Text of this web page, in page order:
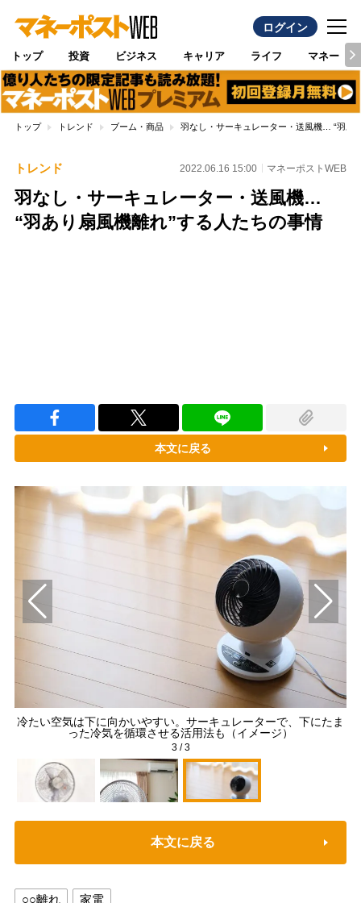
ログイン
トップ 投資 ビジネス キャリア ライフ マネー
トップ トレンド ブーム・商品 羽なし・サーキュレーター・送風機… “羽あ
トレンド 2022.06.16 15:00 マネーポストWEB
羽なし・サーキュレーター・送風機…
“羽あり扇風機離れ”する人たちの事情
本文に戻る
冷たい空気は下に向かいやすい。サーキュレーターで、下にたま
った冷気を循環させる活用法も（イメージ）
3/3
本文に戻る
○○離れ 家電